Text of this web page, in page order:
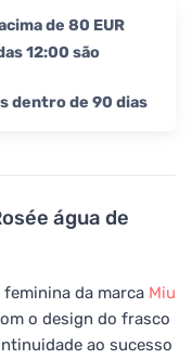
água de
feminina da marca Miu
o design do frasco
ao sucesso
de 80 EUR
12:00 são
dentro de 90 dias